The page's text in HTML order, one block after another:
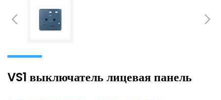
VS1 выключатель лицевая панель